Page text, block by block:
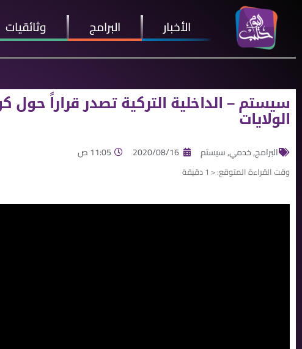
الأخبار البرامج وثائقيات
سيستم – الداخلية التركية تصدر قراراً
الولايات
البرامج,خدمي,سيستم 2020/08/16 11:05 ص
وقت القراءة المتوقع:< 1 دقيقة